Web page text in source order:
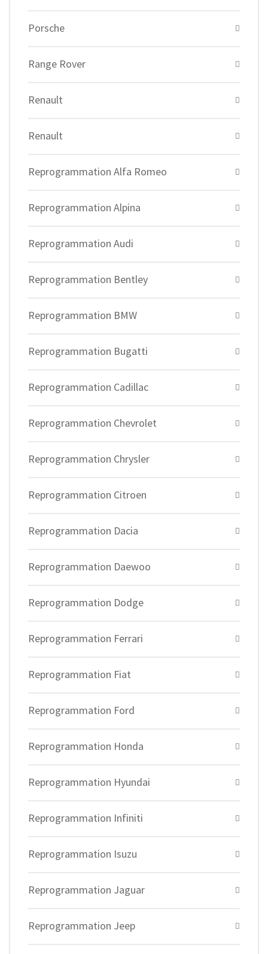
Porsche
Range Rover
Renault
Renault
Reprogrammation Alfa Romeo
Reprogrammation Alpina
Reprogrammation Audi
Reprogrammation Bentley
Reprogrammation BMW
Reprogrammation Bugatti
Reprogrammation Cadillac
Reprogrammation Chevrolet
Reprogrammation Chrysler
Reprogrammation Citroen
Reprogrammation Dacia
Reprogrammation Daewoo
Reprogrammation Dodge
Reprogrammation Ferrari
Reprogrammation Fiat
Reprogrammation Ford
Reprogrammation Honda
Reprogrammation Hyundai
Reprogrammation Infiniti
Reprogrammation Isuzu
Reprogrammation Jaguar
Reprogrammation Jeep